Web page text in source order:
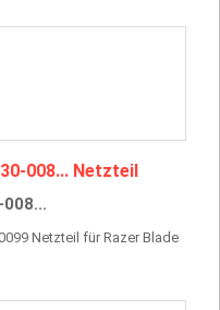
Netzteil für Razer Blade